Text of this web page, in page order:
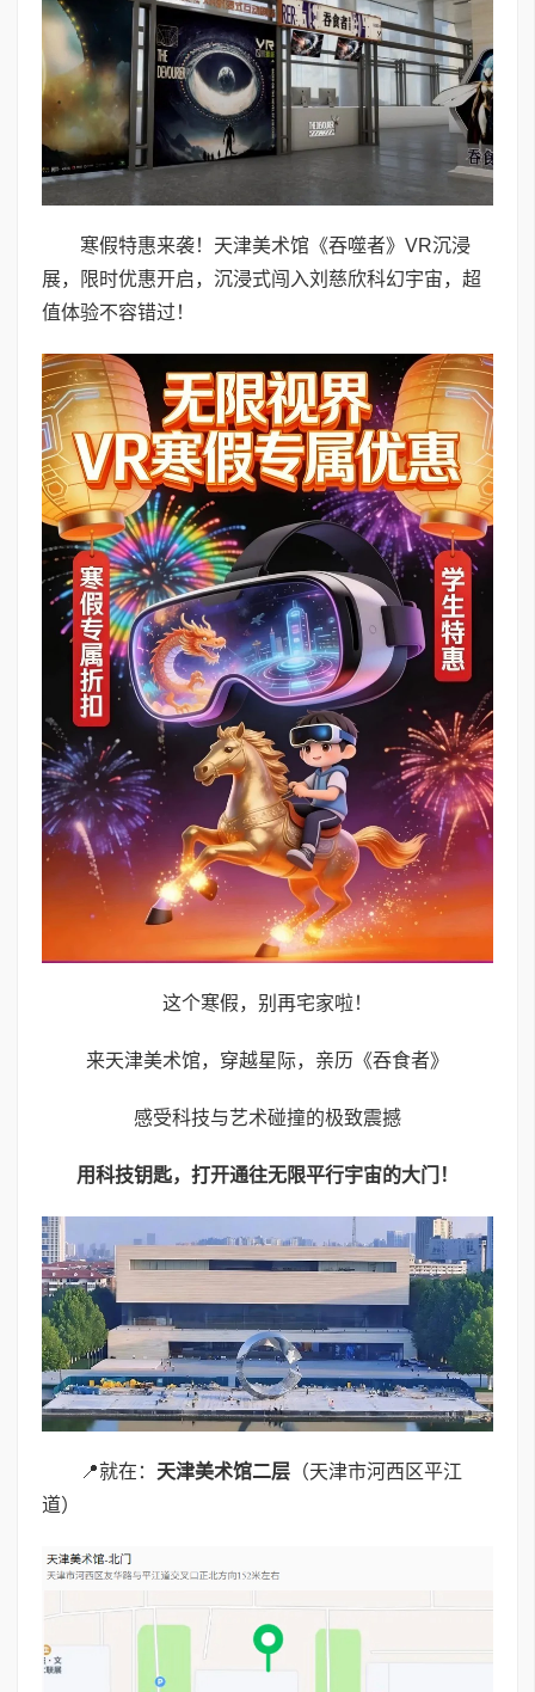
寒假特惠来袭！天津美术馆《吞噬者》VR沉浸
展，限时优惠开启，沉浸式闯入刘慈欣科幻宇宙，超
值体验不容错过！
这个寒假，别再宅家啦！
来天津美术馆，穿越星际，亲历《吞食者》
感受科技与艺术碰撞的极致震撼
用科技钥匙，打开通往无限平行宇宙的大门！
📍就在： 天津美术馆二层 （天津市河西区平江
道）